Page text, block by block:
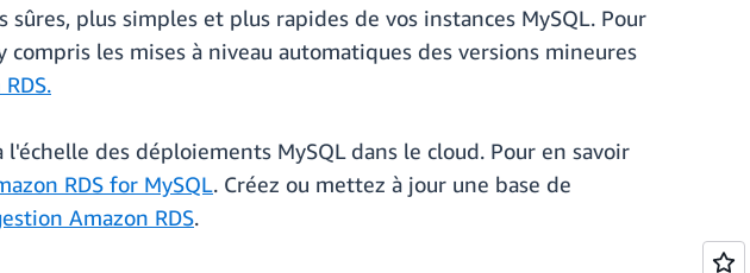
sûres, plus simples et plus rapides de vos instances MySQL. Pour
les mises à niveau automatiques des versions mineures
des déploiements MySQL dans le cloud. Pour en savoir
RDS for MySQL. Créez ou mettez à jour une base de
Amazon RDS.